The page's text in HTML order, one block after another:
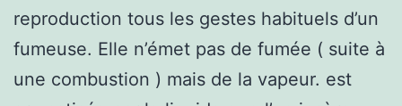
reproduction tous les gestes habituels d’un
fumeuse. Elle n’émet pas de fumée ( suite à
une combustion ) mais de la vapeur. est